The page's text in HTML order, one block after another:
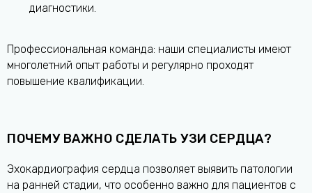
диагностики.
Профессиональная команда: наши специалисты имеют
многолетний опыт работы и регулярно проходят
повышение квалификации.
ПОЧЕМУ ВАЖНО СДЕЛАТЬ УЗИ СЕРДЦА?
Эхокардиография сердца позволяет выявить патологии
на ранней стадии, что особенно важно для пациентов с